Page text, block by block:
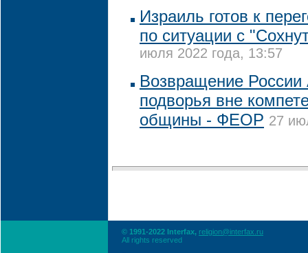
Израиль готов к
по ситуации с
июля 2022 года, 13:57
Возвращение России
подворья вне
общины - ФЕОР 27
© 1991-2022 Interfax, religion@interfax.ru
All rights reserved